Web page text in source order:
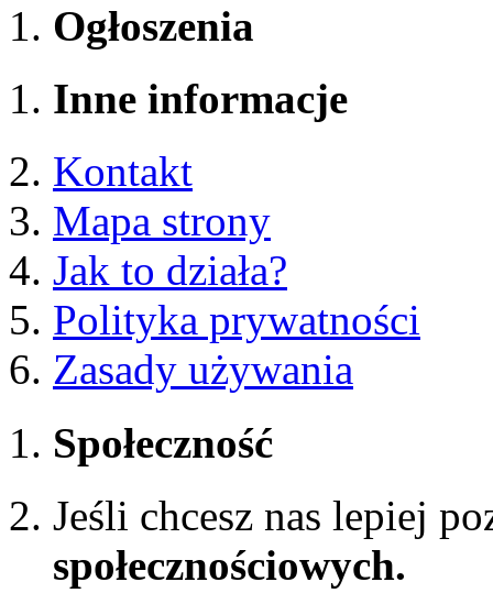
Ogłoszenia
Inne informacje
Kontakt
Mapa strony
Jak to działa?
Polityka prywatności
Zasady używania
Społeczność
Jeśli chcesz nas lepiej
społecznościowych.